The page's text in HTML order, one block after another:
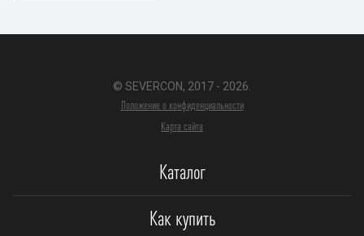
© SEVERCON, 2017 - 2026.
Положение о конфиденциальности
Карта сайта
Каталог
Как купить